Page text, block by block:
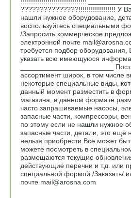
???????????????!!!!!!!!!!!!!!!!!!! У
нашли нужное оборудование,
воспользуйтесь специальными
/Запросить коммерческое
электронной почте
требуется подбор оборудования,
указать всю имеющуюся
________________________
ассортимент широк, в том числе
некоторые специальные виды,
данный момент разместить в
магазина, в данном формате
часто запрашиваемые насосы,
запасные части, компрессоры,
по этому если не нашли нужное
запасные части, детали, это ещё
нельзя приобрести Все может
можете посмотреть в
размещаются текущие
действующие перечни и т.д. или
специальной формой /Заказать/
почте mail@arosna.com